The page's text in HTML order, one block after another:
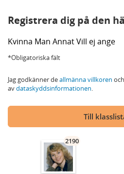
Registrera dig på den
Kvinna Man AnnatVill ej ange
*Obligatoriska fält
Jag godkänner deallmänna villkoren
avdataskyddsinformationen.
Till
2190